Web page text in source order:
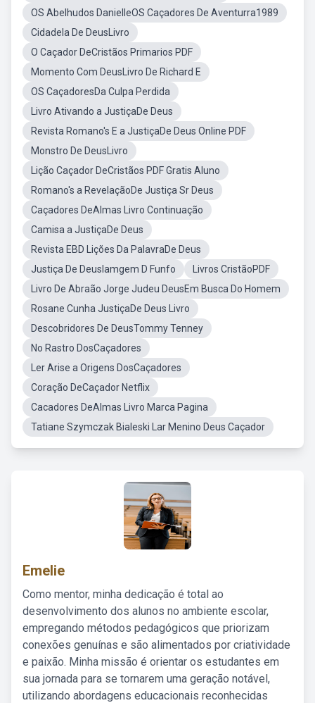
OS Abelhudos DanielleOS Caçadores De Aventurra1989
Cidadela De DeusLivro
O Caçador DeCristãos Primarios PDF
Momento Com DeusLivro De Richard E
OS CaçadoresDa Culpa Perdida
Livro Ativando a JustiçaDe Deus
Revista Romano's E a JustiçaDe Deus Online PDF
Monstro De DeusLivro
Lição Caçador DeCristãos PDF Gratis Aluno
Romano's a RevelaçãoDe Justiça Sr Deus
Caçadores DeAlmas Livro Continuação
Camisa a JustiçaDe Deus
Revista EBD Lições Da PalavraDe Deus
Justiça De DeusIamgem D Funfo
Livros CristãoPDF
Livro De Abraão Jorge Judeu DeusEm Busca Do Homem
Rosane Cunha JustiçaDe Deus Livro
Descobridores De DeusTommy Tenney
No Rastro DosCaçadores
Ler Arise a Origens DosCaçadores
Coração DeCaçador Netflix
Cacadores DeAlmas Livro Marca Pagina
Tatiane Szymczak Bialeski Lar Menino Deus Caçador
Emelie
Como mentor, minha dedicação é total ao
desenvolvimento dos alunos no ambiente escolar,
empregando métodos pedagógicos que priorizam
conexões genuínas e são alimentados por criatividade
e paixão. Minha missão é orientar os estudantes em
sua jornada para se tornarem uma geração notável,
utilizando abordagens educacionais reconhecidas